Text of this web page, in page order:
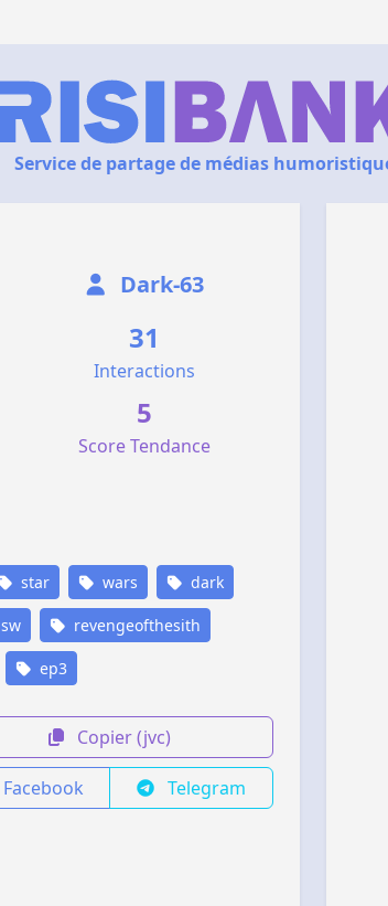
Service de partage de médias
Dark-63
31
Interactions
5
Score Tendance
star wars dark
sw revengeofthesith
ep3
Copier (jvc)
Facebook Telegram